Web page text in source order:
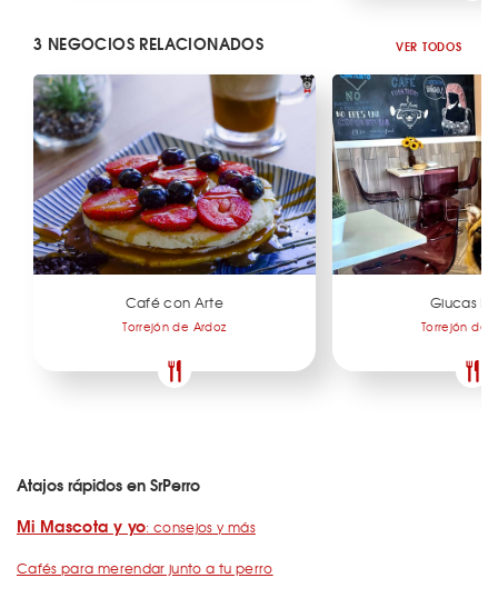
3 NEGOCIOS RELACIONADOS VER TODOS
Café con Arte
Torrejón de Ardoz
Giucas
Torrejón de
Atajos rápidos en SrPerro
Mi Mascota y yo: consejos y más
Cafés para merendar junto a tu perro